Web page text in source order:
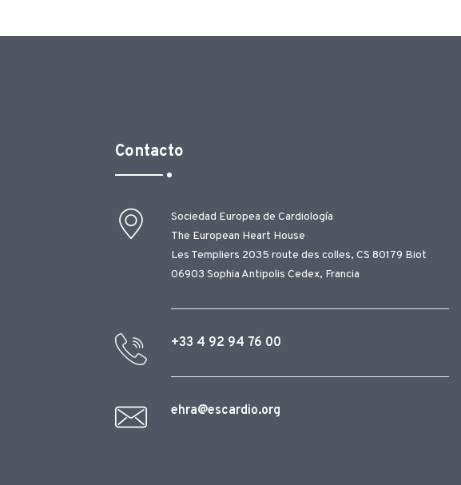
Contacto
Sociedad Europea de Cardiología
The European Heart House
Les Templiers 2035 route des colles, CS 80179 Biot
06903 Sophia Antipolis Cedex, Francia
+33 4 92 94 76 00
ehra@escardio.org